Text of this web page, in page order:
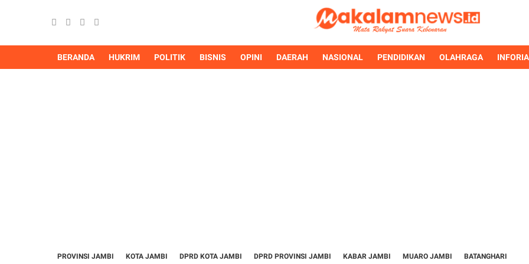
BERANDA HUKRIM POLITIK BISNIS OPINI DAERAH NASIONAL PENDIDIKAN OLAHRAGA
PROVINSI JAMBI KOTA JAMBI DPRD KOTA JAMBI DPRD PROVINSI JAMBI KABAR JAMBI MUARO JAMBI BATANGHARI